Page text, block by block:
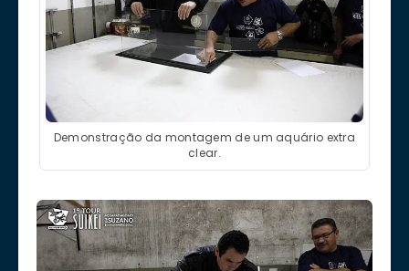
Demonstração da montagem de um aquário extra
clear.